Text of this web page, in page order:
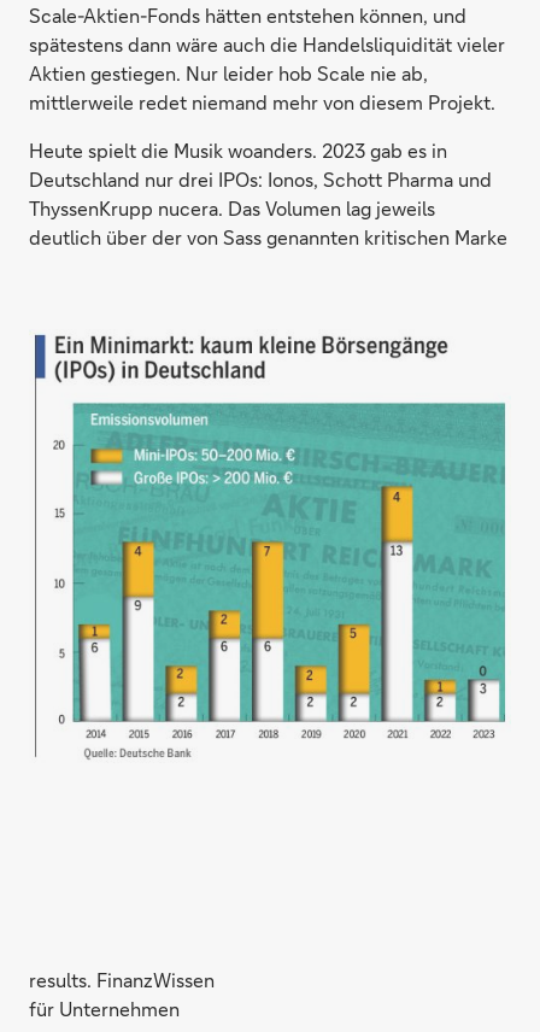
Scale-Aktien-Fonds hätten entstehen können, und
spätestens dann wäre auch die Handelsliquidität vieler
Aktien gestiegen. Nur leider hob Scale nie ab,
mittlerweile redet niemand mehr von diesem Projekt.
Heute spielt die Musik woanders. 2023 gab es in
Deutschland nur drei IPOs: Ionos, Schott Pharma und
ThyssenKrupp nucera. Das Volumen lag jeweils
deutlich über der von Sass genannten kritischen Marke
results. FinanzWissen
für Unternehmen